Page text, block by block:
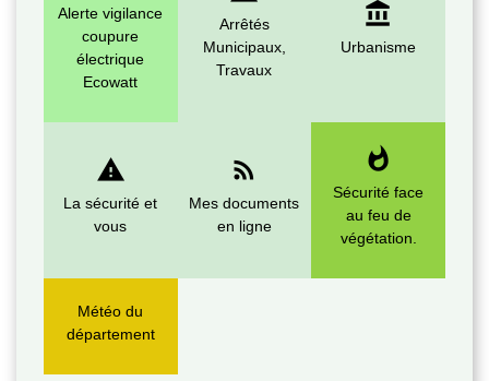
Alerte vigilance
coupure
électrique
Ecowatt
Arrêtés
Municipaux,
Travaux
account_balance
Urbanisme
report_problem
La sécurité et
vous
rss_feed
Mes documents
en ligne
whatshot
Sécurité face
au feu de
végétation.
Météo du
département